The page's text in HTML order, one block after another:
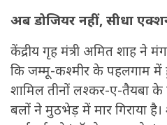
अब डोजियर नहीं, सीधा
केंद्रीय गृह मंत्री अमित शाह ने
कि जम्मू-कश्मीर के पहलगाम
शामिल तीनों लश्कर-ए-तैयबा के
बलों ने मुठभेड़ में मार गिराया